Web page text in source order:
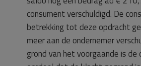
consument verschuldigd. De
betrekking tot deze opdracht
meer aan de ondernemer
grond van het voorgaande is de